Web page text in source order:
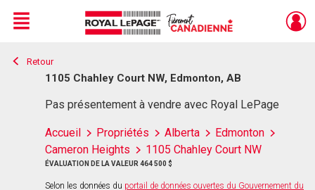
Live
En Direct
Menu
Retour
1105 Chahley Court NW, Edmonton, AB
Pas présentement à vendre avec Royal LePage
Accueil Propriétés Alberta
Edmonton
Cameron Heights
1105 Chahley Court NW
ÉVALUATION DE LA VALEUR 464 500 $
Selon les données du portail de données ouvertes du Gouvernement du